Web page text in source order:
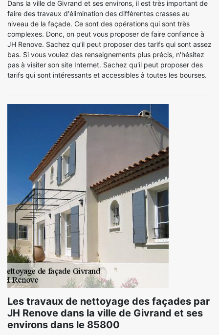
Dans la ville de Givrand et ses environs, il est très important de
faire des travaux d'élimination des différentes crasses au
niveau de la façade. Ce sont des opérations qui sont très
complexes. Donc, on peut vous proposer de faire confiance à
JH Renove. Sachez qu'il peut proposer des tarifs qui sont assez
bas. Si vous voulez des renseignements plus précis, n'hésitez
pas à visiter son site Internet. Sachez qu'il peut proposer des
tarifs qui sont intéressants et accessibles à toutes les bourses.
Les travaux de nettoyage des façades par
JH Renove dans la ville de Givrand et ses
environs dans le 85800